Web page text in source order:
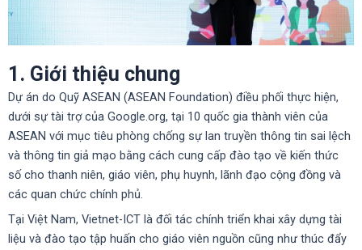
1. Giới thiệu chung
Dự án do Quỹ ASEAN (ASEAN Foundation) điều phối thực hiện,
dưới sự tài trợ của Google.org, tại 10 quốc gia thành viên của
ASEAN với mục tiêu phòng chống sự lan truyền thông tin sai lệch
và thông tin giả mạo bằng cách cung cấp đào tạo về kiến thức
số cho thanh niên, giáo viên, phụ huynh, lãnh đạo cộng đồng và
các quan chức chính phủ.
Tại Việt Nam, Vietnet-ICT là đối tác chính triển khai xây dựng tài
liệu và đào tạo tập huấn cho giáo viên nguồn cũng như thúc đẩy